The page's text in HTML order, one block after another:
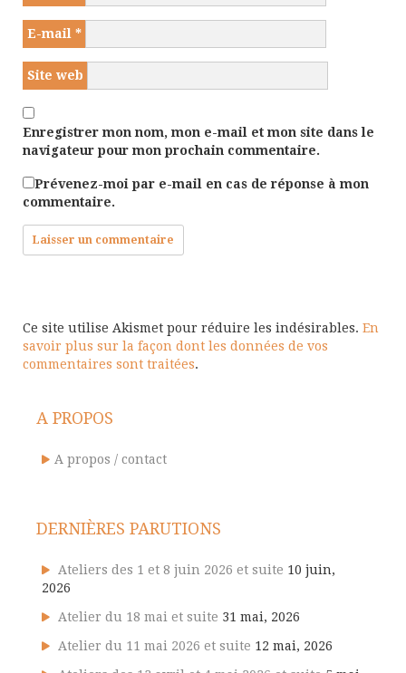
E-mail *
Site web
Enregistrer mon nom, mon e-mail et mon site dans le
navigateur pour mon prochain commentaire.
Prévenez-moi par e-mail en cas de réponse à mon
commentaire.
Ce site utilise Akismet pour réduire les indésirables. En
savoir plus sur la façon dont les données de vos
commentaires sont traitées.
A PROPOS
A propos / contact
DERNIÈRES PARUTIONS
Ateliers des 1 et 8 juin 2026 et suite 10 juin,
2026
Atelier du 18 mai et suite 31 mai, 2026
Atelier du 11 mai 2026 et suite 12 mai, 2026